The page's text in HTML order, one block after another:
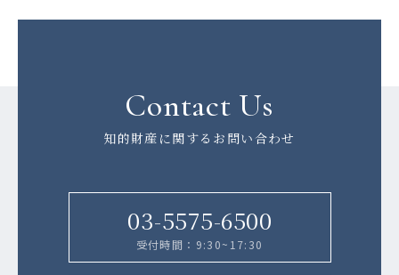
Contact Us
知的財産に関するお問い合わせ
03-5575-6500
受付時間：9:30~17:30